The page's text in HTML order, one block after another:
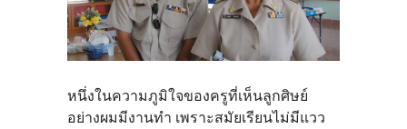
หนึ่งในความภูมิใจของครูที่เห็นลูกศิษย์
อย่างผมมีงานทำ เพราะสมัยเรียนไม่มีแวว